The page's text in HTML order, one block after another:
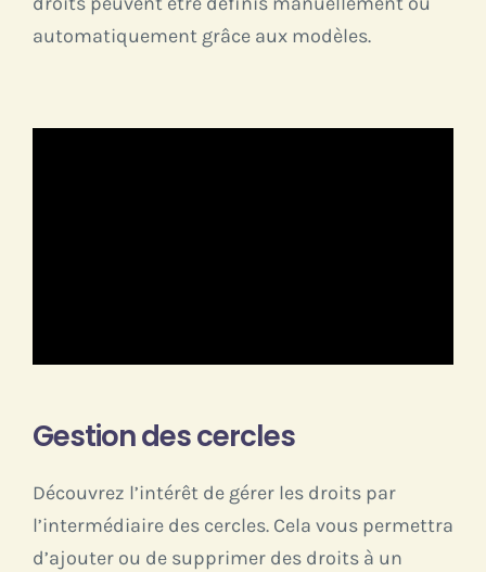
automatiquement grâce aux modèles.
Gestion des cercles
Découvrez l’intérêt de gérer les droits par
l’intermédiaire des cercles. Cela vous permettra
d’ajouter ou de supprimer des droits à un